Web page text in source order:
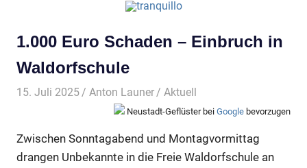
1.000 Euro Schaden – Einbruch in
Waldorfschule
15. Juli 2025 Anton Launer Aktuell
Neustadt-Geflüster bei Google bevorzugen
Zwischen Sonntagabend und Montagvormittag
drangen Unbekannte in die Freie Waldorfschule an